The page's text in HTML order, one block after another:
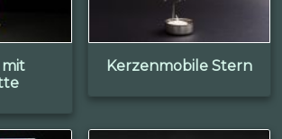
mit
Kerzenmobile Stern